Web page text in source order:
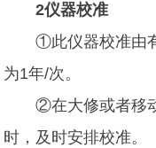
2仪器校准
①此仪器校准由有
为1年/次。
②在大修或者移动
时，及时安排校准。